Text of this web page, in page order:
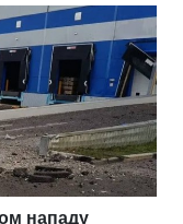
нападу